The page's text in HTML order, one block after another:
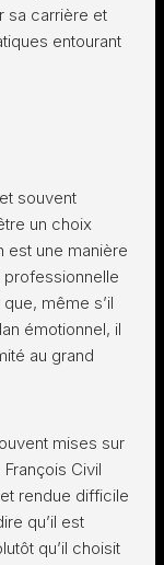
sa carrière et
entourant
souvent
un choix
est une manière
professionnelle
même s’il
émotionnel, il
au grand
mises sur
Civil
rendue difficile
qu’il est
qu’il choisit